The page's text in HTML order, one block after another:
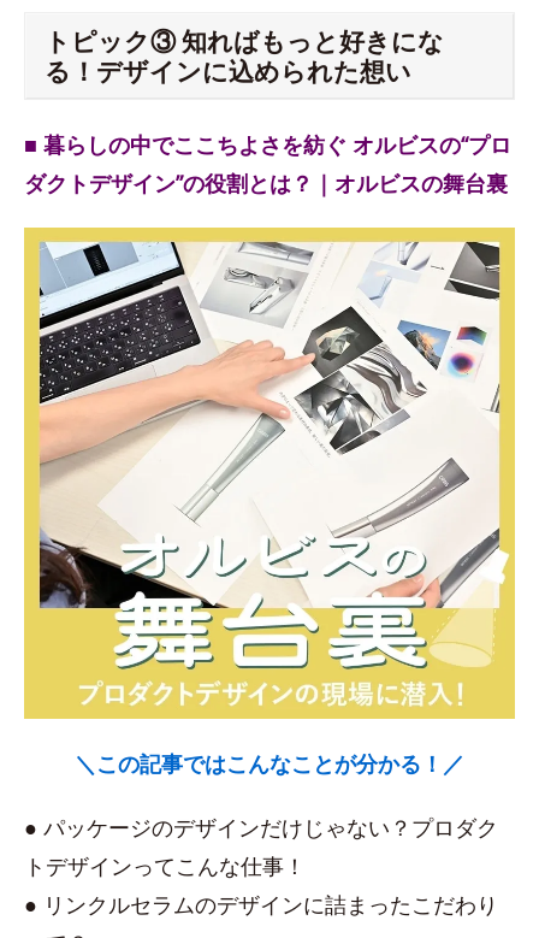
トピック③ 知ればもっと好きにな
る！デザインに込められた想い
■ 暮らしの中でここちよさを紡ぐ オルビスの“プロ
ダクトデザイン”の役割とは？｜オルビスの舞台裏
＼この記事ではこんなことが分かる！／
● パッケージのデザインだけじゃない？プロダク
トデザインってこんな仕事！
● リンクルセラムのデザインに詰まったこだわり